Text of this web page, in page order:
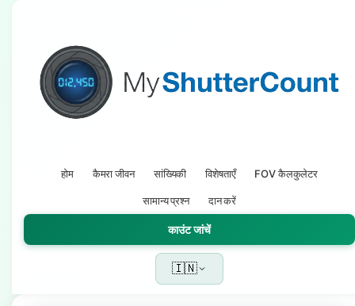
होम कैमरा जीवन सांख्यिकी विशेषताएँ FOV कैलकुलेटर
सामान्य प्रश्न दान करें
काउंट जांचें
🇮🇳